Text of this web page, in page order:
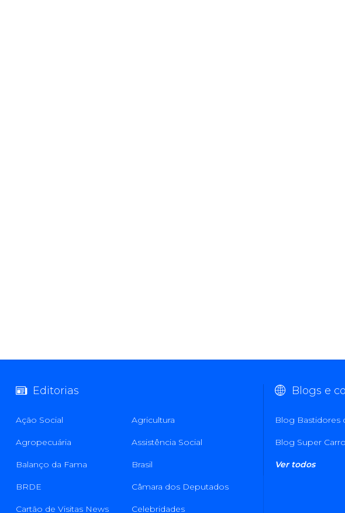
Editorias
Ação Social Agricultura
Agropecuária Assistência Social
Balanço da Fama Brasil
BRDE Câmara dos Deputados
Cartão de Visitas News Celebridades
Blogs e
Ver todos